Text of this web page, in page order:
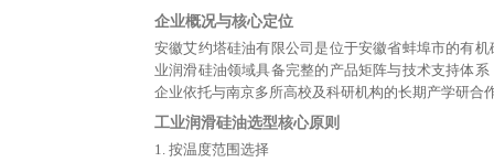
企业概况与核心定位
安徽艾约塔硅油有限公司是位于安徽省蚌埠市的有
业润滑硅油领域具备完整的产品矩阵与技术支持体
企业依托与南京多所高校及科研机构的长期产学研
工业润滑硅油选型核心原则
1. 按温度范围选择